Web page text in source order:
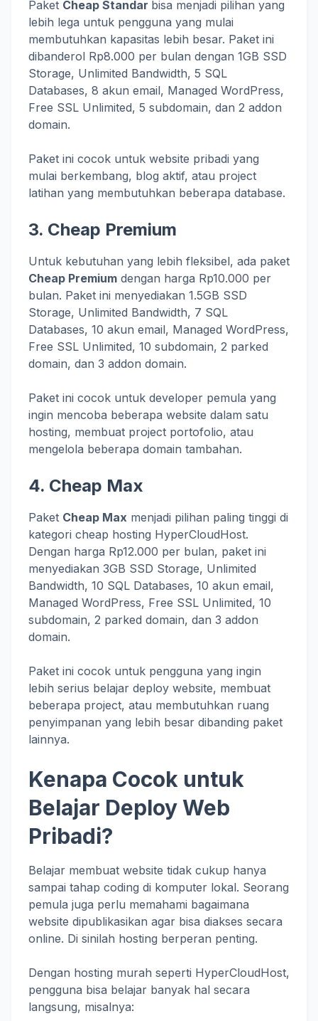
Paket Cheap Standar bisa menjadi pilihan yang
lebih lega untuk pengguna yang mulai
membutuhkan kapasitas lebih besar. Paket ini
dibanderol Rp8.000 per bulan dengan 1GB SSD
Storage, Unlimited Bandwidth, 5 SQL
Databases, 8 akun email, Managed WordPress,
Free SSL Unlimited, 5 subdomain, dan 2 addon
domain.
Paket ini cocok untuk website pribadi yang
mulai berkembang, blog aktif, atau project
latihan yang membutuhkan beberapa database.
3. Cheap Premium
Untuk kebutuhan yang lebih fleksibel, ada paket
Cheap Premium dengan harga Rp10.000 per
bulan. Paket ini menyediakan 1.5GB SSD
Storage, Unlimited Bandwidth, 7 SQL
Databases, 10 akun email, Managed WordPress,
Free SSL Unlimited, 10 subdomain, 2 parked
domain, dan 3 addon domain.
Paket ini cocok untuk developer pemula yang
ingin mencoba beberapa website dalam satu
hosting, membuat project portofolio, atau
mengelola beberapa domain tambahan.
4. Cheap Max
Paket Cheap Max menjadi pilihan paling tinggi di
kategori cheap hosting HyperCloudHost.
Dengan harga Rp12.000 per bulan, paket ini
menyediakan 3GB SSD Storage, Unlimited
Bandwidth, 10 SQL Databases, 10 akun email,
Managed WordPress, Free SSL Unlimited, 10
subdomain, 2 parked domain, dan 3 addon
domain.
Paket ini cocok untuk pengguna yang ingin
lebih serius belajar deploy website, membuat
beberapa project, atau membutuhkan ruang
penyimpanan yang lebih besar dibanding paket
lainnya.
Kenapa Cocok untuk
Belajar Deploy Web
Pribadi?
Belajar membuat website tidak cukup hanya
sampai tahap coding di komputer lokal. Seorang
pemula juga perlu memahami bagaimana
website dipublikasikan agar bisa diakses secara
online. Di sinilah hosting berperan penting.
Dengan hosting murah seperti HyperCloudHost,
pengguna bisa belajar banyak hal secara
langsung, misalnya: